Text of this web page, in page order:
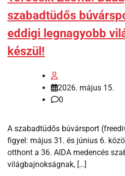
szabadtüdős
eddigi legnagyobb
készül!
2026. május 15.
0
A szabadtüdős búvársport
figyel: május 31. és június 6.
otthont a 36. AIDA medencés
világbajnokságnak, […]